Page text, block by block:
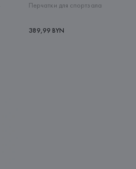
Перчатки для спортзала
389,99 BYN